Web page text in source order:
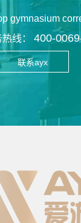
gymnasium
线： 400-
联系ayx